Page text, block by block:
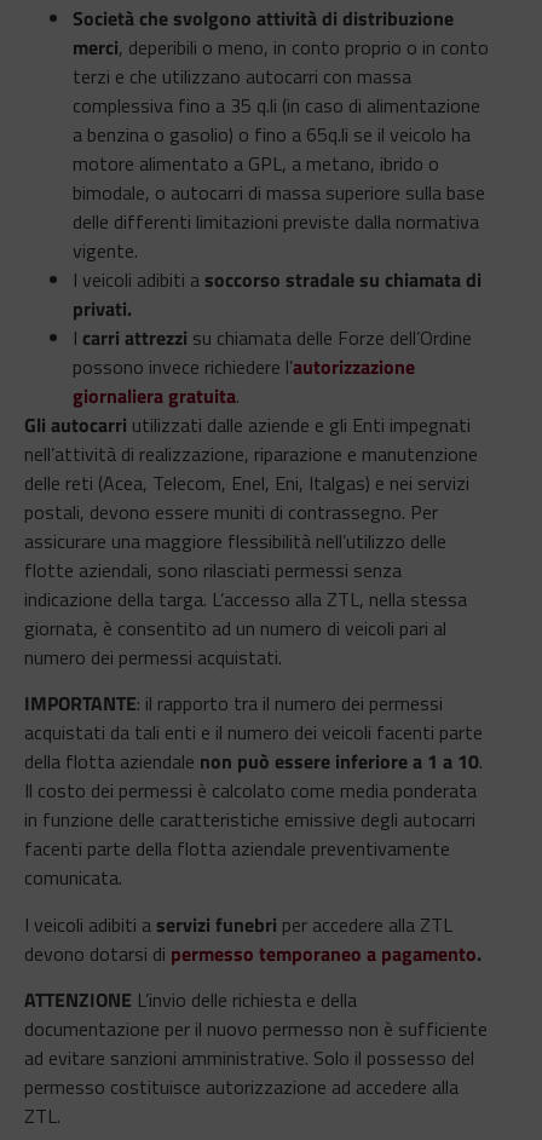
Società che svolgono attività di distribuzione
merci, deperibili o meno, in conto proprio o in conto
terzi e che utilizzano autocarri con massa
complessiva fino a 35 q.li (in caso di alimentazione
a benzina o gasolio) o fino a 65q.li se il veicolo ha
motore alimentato a GPL, a metano, ibrido o
bimodale, o autocarri di massa superiore sulla base
delle differenti limitazioni previste dalla normativa
vigente.
I veicoli adibiti a soccorso stradale su chiamata di
privati.
I carri attrezzi su chiamata delle Forze dell’Ordine
possono invece richiedere l’autorizzazione
giornaliera gratuita.
Gli autocarri utilizzati dalle aziende e gli Enti impegnati
nell’attività di realizzazione, riparazione e manutenzione
delle reti (Acea, Telecom, Enel, Eni, Italgas) e nei servizi
postali, devono essere muniti di contrassegno. Per
assicurare una maggiore flessibilità nell’utilizzo delle
flotte aziendali, sono rilasciati permessi senza
indicazione della targa. L’accesso alla ZTL, nella stessa
giornata, è consentito ad un numero di veicoli pari al
numero dei permessi acquistati.
IMPORTANTE: il rapporto tra il numero dei permessi
acquistati da tali enti e il numero dei veicoli facenti parte
della flotta aziendale non può essere inferiore a 1 a 10.
Il costo dei permessi è calcolato come media ponderata
in funzione delle caratteristiche emissive degli autocarri
facenti parte della flotta aziendale preventivamente
comunicata.
I veicoli adibiti a servizi funebri per accedere alla ZTL
devono dotarsi di permesso temporaneo a pagamento.
ATTENZIONE L’invio delle richiesta e della
documentazione per il nuovo permesso non è sufficiente
ad evitare sanzioni amministrative. Solo il possesso del
permesso costituisce autorizzazione ad accedere alla
ZTL.